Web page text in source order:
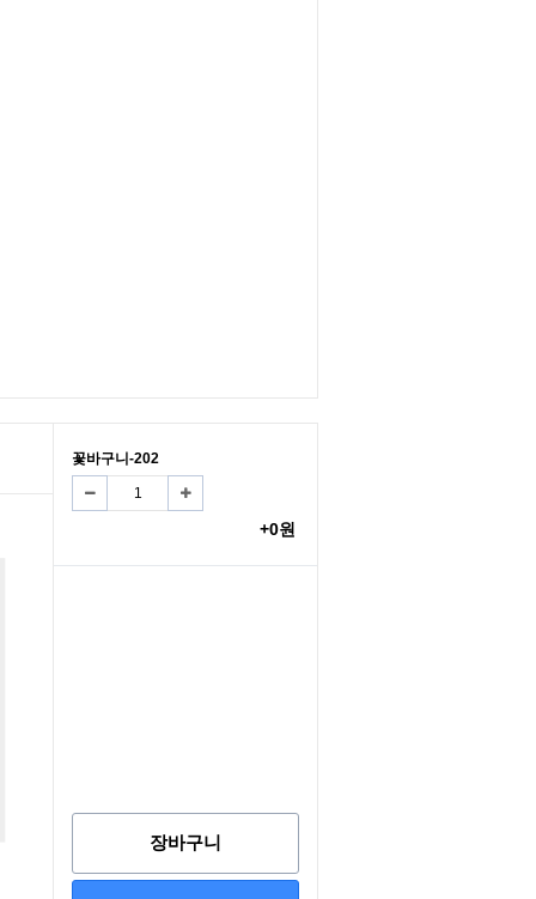
꽃바구니-202
+0원
장바구니